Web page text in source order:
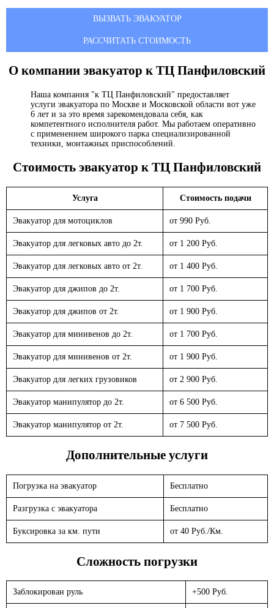
ВЫЗВАТЬ ЭВАКУАТОР
РАССЧИТАТЬ СТОИМОСТЬ
О компании эвакуатор к ТЦ Панфиловский
Наша компания "к ТЦ Панфиловский" предоставляет
услуги эвакуатора по Москве и Московской области вот уже
6 лет и за это время зарекомендовала себя, как
компетентного исполнителя работ. Мы работаем оперативно
с применением широкого парка специализированной
техники, монтажных приспособлений.
Стоимость эвакуатор к ТЦ Панфиловский
Услуга Стоимость подачи
Эвакуатор для мотоциклов от 990 Руб.
Эвакуатор для легковых авто до 2т. от 1 200 Руб.
Эвакуатор для легковых авто от 2т. от 1 400 Руб.
Эвакуатор для джипов до 2т. от 1 700 Руб.
Эвакуатор для джипов от 2т. от 1 900 Руб.
Эвакуатор для минивенов до 2т. от 1 700 Руб.
Эвакуатор для минивенов от 2т. от 1 900 Руб.
Эвакуатор для легких грузовиков от 2 900 Руб.
Эвакуатор манипулятор до 2т. от 6 500 Руб.
Эвакуатор манипулятор от 2т. от 7 500 Руб.
Дополнительные услуги
Погрузка на эвакуатор Бесплатно
Разгрузка с эвакуатора Бесплатно
Буксировка за км. пути от 40 Руб./Км.
Сложность погрузки
Заблокирован руль +500 Руб.